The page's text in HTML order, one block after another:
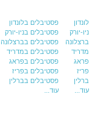
לונדון
ניו-יורק
ברצלונה
מדריד
פראג
פריז
ברלין
עוד...
פסטיבלים בלונדון
פסטיבלים בניו-יורק
פסטיבלים בברצלונה
פסטיבלים במדריד
פסטיבלים בפראג
פסטיבלים בפריז
פסטיבלים בברלין
עוד...